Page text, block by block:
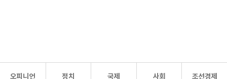
오피니언 정치 국제 사회 조선경제